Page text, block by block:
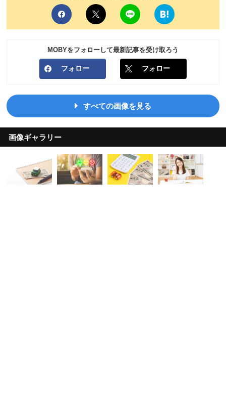
MOBYをフォローして最新記事を受け取ろう
フォロー フォロー
すべての画像を見る
画像ギャラリー